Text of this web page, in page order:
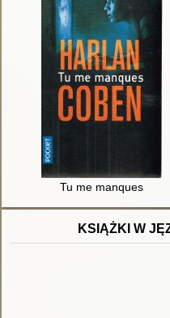
Tu me manques
KSIĄŻKI W